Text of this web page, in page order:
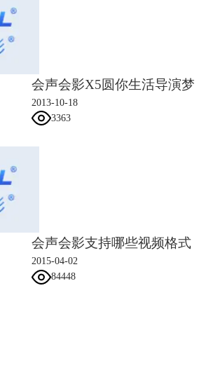
白色的色块
色色块，将其插入覆叠轨5中，复制覆叠轨2中的红
色块，添加会声会影画中画滤镜，点击自定义滤
设置图片居中，大小为98.4，边框宽度为2.6，阻
会声会影X5圆你生活导演梦
2013-10-18
3363
会声会影支持哪些视频格式
2015-04-02
84448